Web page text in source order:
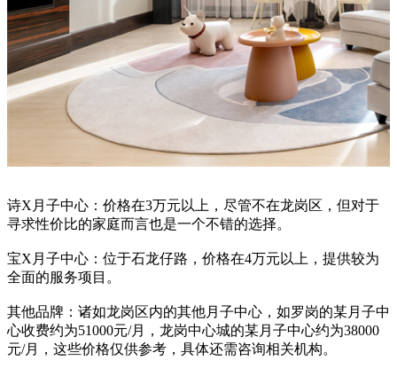
诗X月子中心：价格在3万元以上，尽管不在龙岗区，但对于
寻求性价比的家庭而言也是一个不错的选择。
宝X月子中心：位于石龙仔路，价格在4万元以上，提供较为
全面的服务项目。
其他品牌：诸如龙岗区内的其他月子中心，如罗岗的某月子中
心收费约为51000元/月，龙岗中心城的某月子中心约为38000
元/月，这些价格仅供参考，具体还需咨询相关机构。